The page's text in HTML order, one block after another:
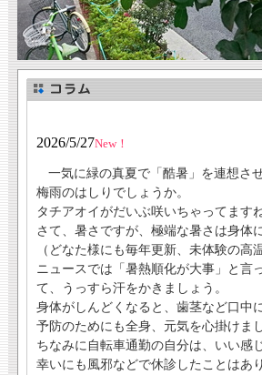
2026/5/27New！
一気に緑の真夏で「酷暑」を連想さ
梅雨のはしりでしょうか。
タチアオイがだいぶ咲いちゃってます
さて、暑さですが、極端な暑さは身体
（どなた様にも毎年更新、未体験の高
ニュースでは「暑熱順化が大事」と言
て、うっすら汗をかきましょう。
身体がしんどくなると、歯茎など口中
予防のためにも全身、元気を心掛けま
ちなみに自転車通勤の自分は、いい感
幸いにも風邪などで休診したことはあ